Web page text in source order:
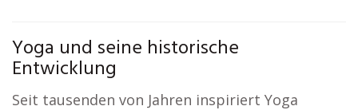
Yoga und seine historische
Entwicklung
Seit tausenden von Jahren inspiriert Yoga